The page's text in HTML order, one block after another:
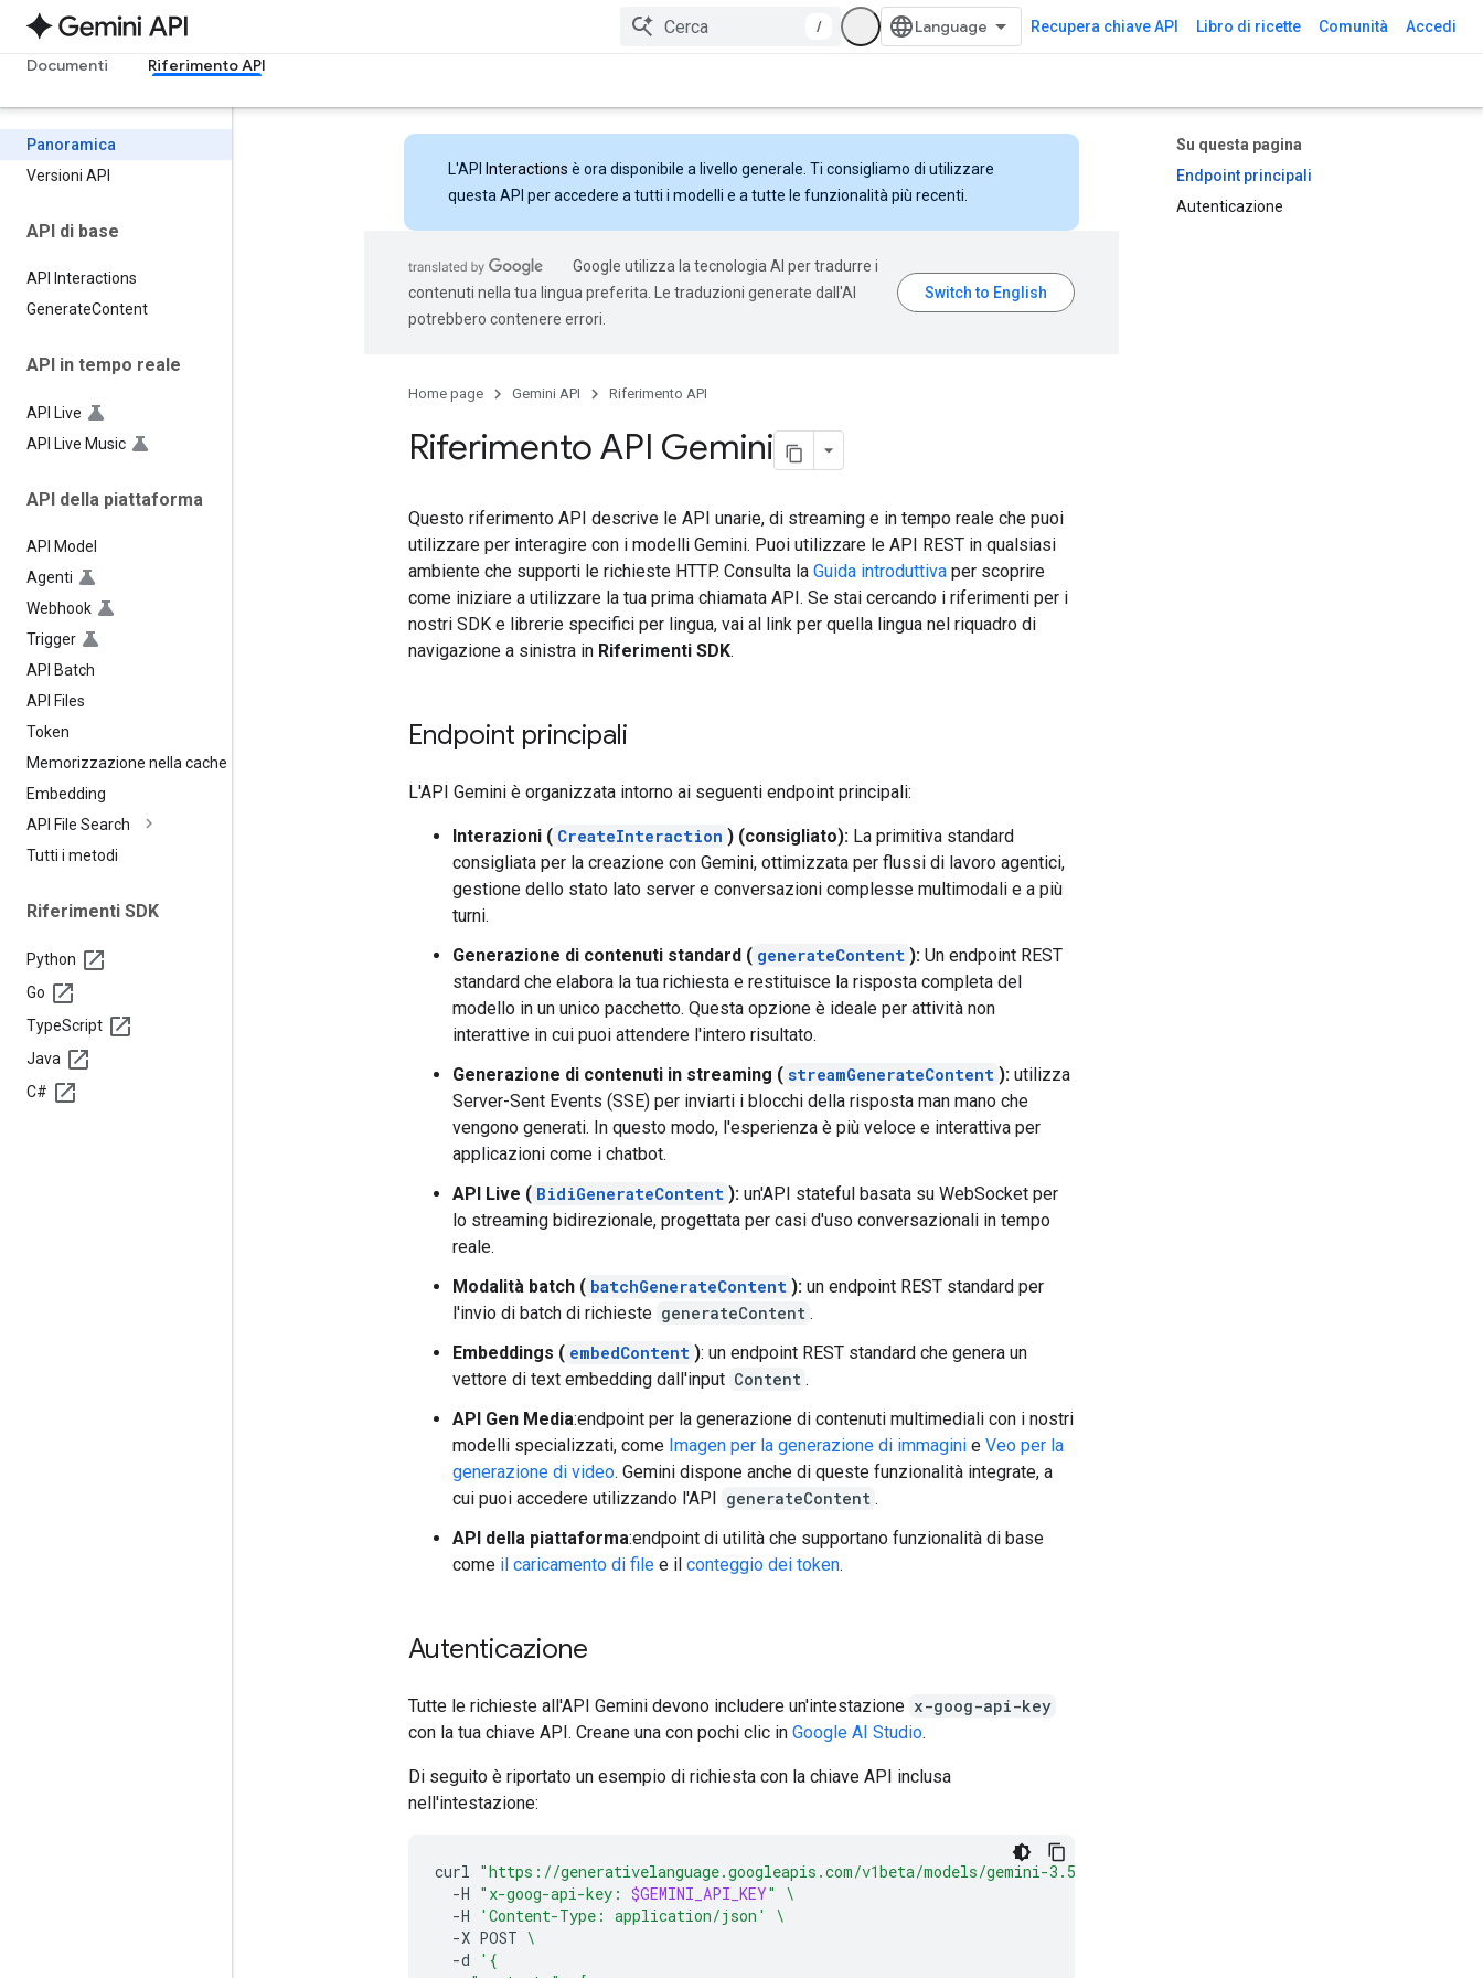
/ Recupera chiave API Libro di ricette Comunità Accedi
Documenti Riferimento API
Panoramica
Versioni API
API di base
API Interactions
GenerateContent
API in tempo reale
API Live
API Live Music
API della piattaforma
API Model
Agenti
Webhook
Trigger
API Batch
API Files
Token
Memorizzazione nella cache
Embedding
API File Search
Tutti i metodi
Riferimenti SDK
Python
Go
TypeScript
Java
C#
Su questa pagina
Endpoint principali
Autenticazione
L'API Interactions è ora disponibile a livello generale. Ti consigliamo di utilizzare
questa API per accedere a tutti i modelli e a tutte le funzionalità più recenti.
Google utilizza la tecnologia AI per tradurre i
contenuti nella tua lingua preferita. Le traduzioni generate dall'AI
potrebbero contenere errori.
Home page Gemini API Riferimento API
Riferimento API Gemini
Questo riferimento API descrive le API unarie, di streaming e in tempo reale che puoi
utilizzare per interagire con i modelli Gemini. Puoi utilizzare le API REST in qualsiasi
ambiente che supporti le richieste HTTP. Consulta la Guida introduttiva per scoprire
come iniziare a utilizzare la tua prima chiamata API. Se stai cercando i riferimenti per i
nostri SDK e librerie specifici per lingua, vai al link per quella lingua nel riquadro di
navigazione a sinistra in Riferimenti SDK.
Endpoint principali
L'API Gemini è organizzata intorno ai seguenti endpoint principali:
Interazioni ( CreateInteraction ) (consigliato): La primitiva standard
consigliata per la creazione con Gemini, ottimizzata per flussi di lavoro agentici,
gestione dello stato lato server e conversazioni complesse multimodali e a più
turni.
Generazione di contenuti standard ( generateContent ): Un endpoint REST
standard che elabora la tua richiesta e restituisce la risposta completa del
modello in un unico pacchetto. Questa opzione è ideale per attività non
interattive in cui puoi attendere l'intero risultato.
Generazione di contenuti in streaming ( streamGenerateContent ): utilizza
Server-Sent Events (SSE) per inviarti i blocchi della risposta man mano che
vengono generati. In questo modo, l'esperienza è più veloce e interattiva per
applicazioni come i chatbot.
API Live ( BidiGenerateContent ): un'API stateful basata su WebSocket per
lo streaming bidirezionale, progettata per casi d'uso conversazionali in tempo
reale.
Modalità batch ( batchGenerateContent ): un endpoint REST standard per
l'invio di batch di richieste generateContent .
Embeddings ( embedContent ): un endpoint REST standard che genera un
vettore di text embedding dall'input Content .
API Gen Media:endpoint per la generazione di contenuti multimediali con i nostri
modelli specializzati, come Imagen per la generazione di immagini e Veo per la
generazione di video. Gemini dispone anche di queste funzionalità integrate, a
cui puoi accedere utilizzando l'API generateContent .
API della piattaforma:endpoint di utilità che supportano funzionalità di base
come il caricamento di file e il conteggio dei token.
Autenticazione
Tutte le richieste all'API Gemini devono includere un'intestazione x-goog-api-key
con la tua chiave API. Creane una con pochi clic in Google AI Studio.
Di seguito è riportato un esempio di richiesta con la chiave API inclusa
nell'intestazione:
curl "https://generativelanguage.googleapis.com/v1beta/models/gemini-3.5-flash:generateContent"
-H "x-goog-api-key: $GEMINI_API_KEY"
\
-H
'Content-Type: application/json'
\
-X POST \
-d
'{